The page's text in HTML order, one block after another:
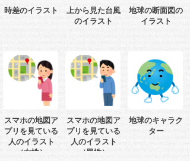
時差のイラスト
上から見た台風
のイラスト
地球の断面図の
イラスト
スマホの地図ア
プリを見ている
人のイラスト
（女性）
スマホの地図ア
プリを見ている
人のイラスト
（男性）
地球のキャラク
ター